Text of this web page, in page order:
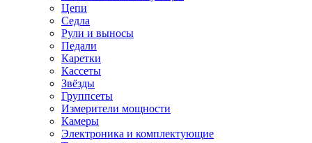
Цепи
Седла
Рули и выносы
Педали
Каретки
Кассеты
Звёзды
Группсеты
Измерители мощности
Камеры
Электроника и комплектующие